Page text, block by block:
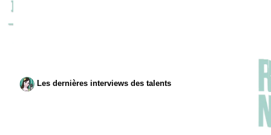
Les dernières interviews des talents